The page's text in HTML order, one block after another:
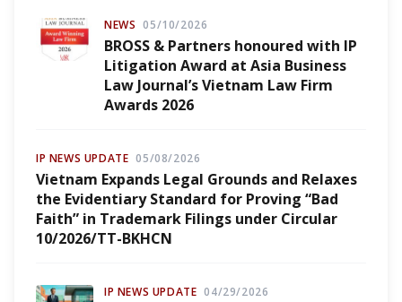
NEWS 05/10/2026
BROSS & Partners honoured with IP
Litigation Award at Asia Business
Law Journal’s Vietnam Law Firm
Awards 2026
IP NEWS UPDATE 05/08/2026
Vietnam Expands Legal Grounds and Relaxes
the Evidentiary Standard for Proving “Bad
Faith” in Trademark Filings under Circular
10/2026/TT-BKHCN
IP NEWS UPDATE 04/29/2026